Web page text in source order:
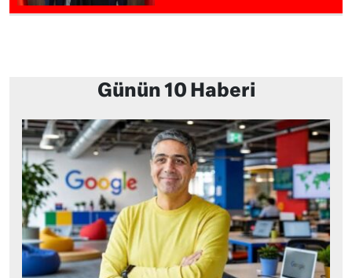
Günün 10 Haberi